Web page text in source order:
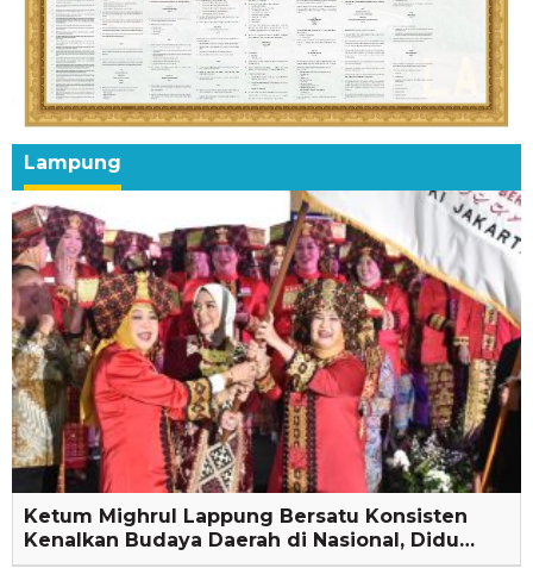
Lampung
Ketum Mighrul Lappung Bersatu Konsisten
Kenalkan Budaya Daerah di Nasional, Didu…